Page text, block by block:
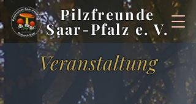
Pilzfreunde
Saar-Pfalz e. V.
Veranstaltung